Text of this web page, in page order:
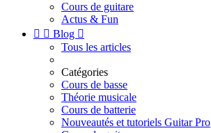
Cours de guitare
Actus & Fun
  Blog 
Tous les articles
Catégories
Cours de basse
Théorie musicale
Cours de batterie
Nouveautés et tutoriels Guitar Pro